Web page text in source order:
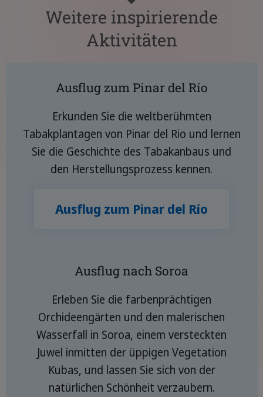
Weitere inspirierende
Aktivitäten
Ausflug zum Pinar del Río
Erkunden Sie die weltberühmten
Tabakplantagen von Pinar del Rio und lernen
Sie die Geschichte des Tabakanbaus und
den Herstellungsprozess kennen.
Ausflug zum Pinar del Río
Ausflug nach Soroa
Erleben Sie die farbenprächtigen
Orchideengärten und den malerischen
Wasserfall in Soroa, einem versteckten
Juwel inmitten der üppigen Vegetation
Kubas, und lassen Sie sich von der
natürlichen Schönheit verzaubern.